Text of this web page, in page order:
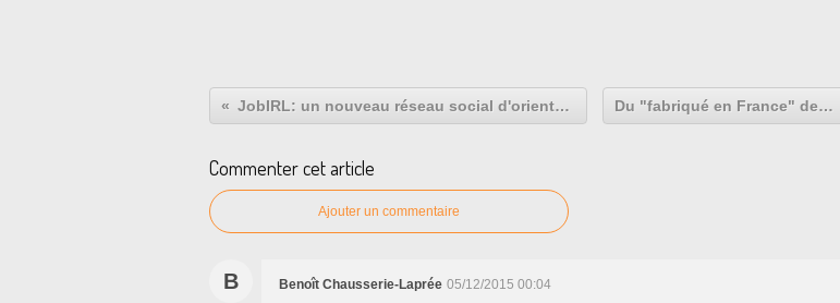
JobIRL: un nouveau réseau social d'orientation professionnelle pour les 14-25 ans. Du "fabriqué en France" depuis...1892: les Jeans Tuff's
Commenter cet article
Ajouter un commentaire
B Benoît Chausserie-Laprée 05/12/2015 00:04